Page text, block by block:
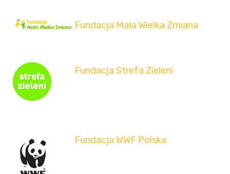
Fundacja Mała Wielka Zmiana
Fundacja Strefa Zieleni
Fundacja WWF Polska